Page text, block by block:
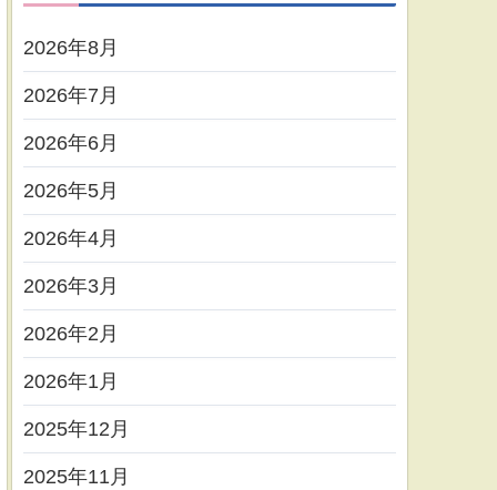
2026年8月
2026年7月
2026年6月
2026年5月
2026年4月
2026年3月
2026年2月
2026年1月
2025年12月
2025年11月